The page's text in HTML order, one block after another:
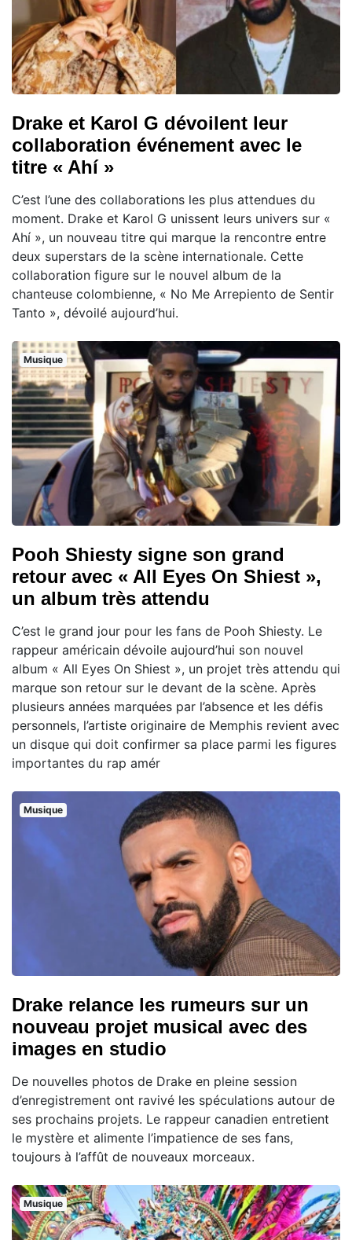
Drake et Karol G dévoilent leur
collaboration événement avec le
titre « Ahí »
C’est l’une des collaborations les plus attendues du
moment. Drake et Karol G unissent leurs univers sur «
Ahí », un nouveau titre qui marque la rencontre entre
deux superstars de la scène internationale. Cette
collaboration figure sur le nouvel album de la
chanteuse colombienne, « No Me Arrepiento de Sentir
Tanto », dévoilé aujourd’hui.
Musique
Pooh Shiesty signe son grand
retour avec « All Eyes On Shiest »,
un album très attendu
C’est le grand jour pour les fans de Pooh Shiesty. Le
rappeur américain dévoile aujourd’hui son nouvel
album « All Eyes On Shiest », un projet très attendu qui
marque son retour sur le devant de la scène. Après
plusieurs années marquées par l’absence et les défis
personnels, l’artiste originaire de Memphis revient avec
un disque qui doit confirmer sa place parmi les figures
importantes du rap amér
Musique
Drake relance les rumeurs sur un
nouveau projet musical avec des
images en studio
De nouvelles photos de Drake en pleine session
d’enregistrement ont ravivé les spéculations autour de
ses prochains projets. Le rappeur canadien entretient
le mystère et alimente l’impatience de ses fans,
toujours à l’affût de nouveaux morceaux.
Musique